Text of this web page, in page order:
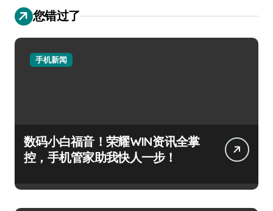
您错过了
手机新闻
数码小白福音！荣耀WIN资讯全掌
控，手机管家助我快人一步！